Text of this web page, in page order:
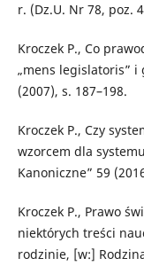
r. (Dz.U. Nr 78, poz.
Kroczek P., Co
„mens legislatoris” i
(2007), s. 187–198.
Kroczek P., Czy
wzorcem dla
Kanoniczne” 59
Kroczek P., Prawo
niektórych treści
rodzinie, [w:]